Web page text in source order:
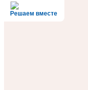
Решаем вместе